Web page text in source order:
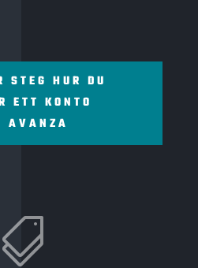
STEG HUR DU
ETT KONTO
AVANZA
